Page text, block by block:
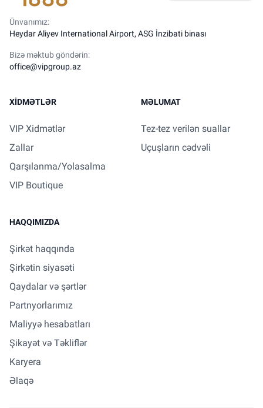
Ünvanımız:
Heydar Aliyev International Airport, ASG İnzibati binası
Bizə məktub göndərin:
office@vipgroup.az
XIDMƏTLƏR
VIP Xidmətlər
Zallar
Qarşılanma/Yolasalma
VIP Boutique
MƏLUMAT
Tez-tez verilən suallar
Uçuşların cədvəli
HAQQIMIZDA
Şirkət haqqında
Şirkətin siyasəti
Qaydalar və şərtlər
Partnyorlarımız
Maliyyə hesabatları
Şikayət və Təkliflər
Karyera
Əlaqə